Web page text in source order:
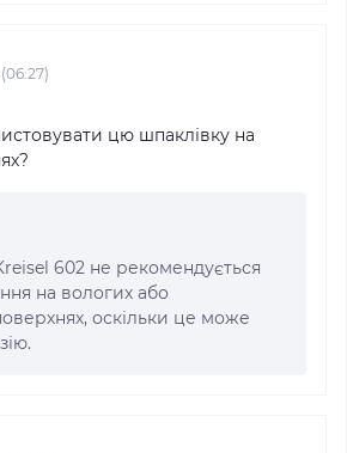
цю шпаклівку на
602 не рекомендується
на вологих або
оскільки це може